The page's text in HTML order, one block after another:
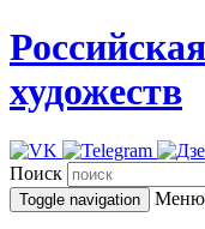
художеств
Поиск
Toggle navigation Меню